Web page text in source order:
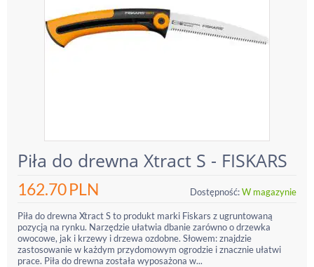
Piła do drewna Xtract S - FISKARS
162.70PLN Dostępność:W magazynie
Piła do drewna Xtract S to produkt marki Fiskars z ugruntowaną
pozycją na rynku. Narzędzie ułatwia dbanie zarówno o drzewka
owocowe, jak i krzewy i drzewa ozdobne. Słowem: znajdzie
zastosowanie w każdym przydomowym ogrodzie i znacznie ułatwi
prace. Piła do drewna została wyposażona w...